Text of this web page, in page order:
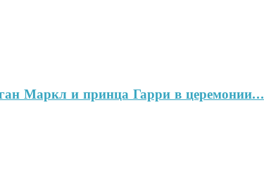
Маркл и принца Гарри в церемонии…